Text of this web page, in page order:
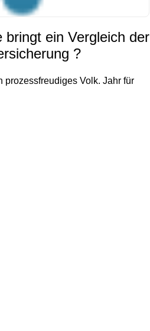
bringt ein Vergleich der
?
prozessfreudiges Volk. Jahr für